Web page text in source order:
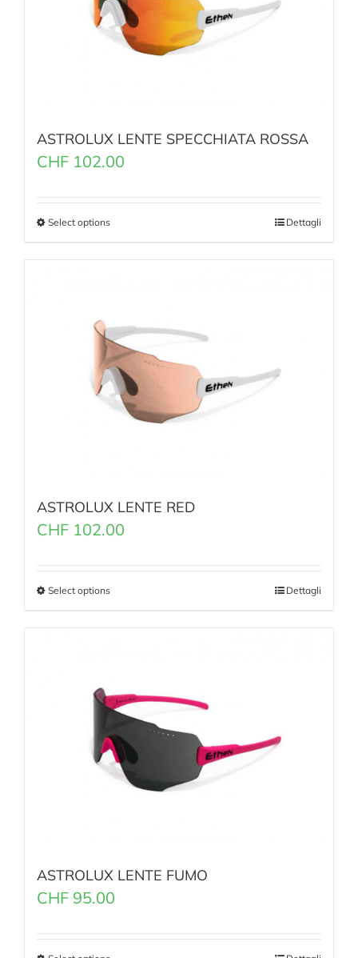
ASTROLUX LENTE SPECCHIATA ROSSA
CHF 102.00
Select options Dettagli
ASTROLUX LENTE RED
CHF 102.00
Select options Dettagli
ASTROLUX LENTE FUMO
CHF 95.00